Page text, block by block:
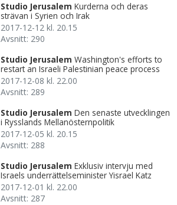
Studio Jerusalem Kurderna och deras
strävan i Syrien och Irak
2017-12-12 kl. 20.15
Avsnitt: 290
Studio Jerusalem Washington's efforts to
restart an Israeli Palestinian peace process
2017-12-08 kl. 22.00
Avsnitt: 289
Studio Jerusalem Den senaste utvecklingen
i Rysslands Mellanösternpolitik
2017-12-05 kl. 20.15
Avsnitt: 288
Studio Jerusalem Exklusiv intervju med
Israels underrättelseminister Yisrael Katz
2017-12-01 kl. 22.00
Avsnitt: 287